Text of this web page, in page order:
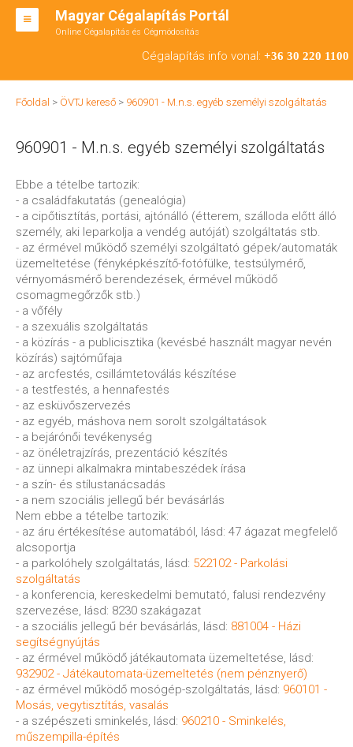
Magyar Cégalapítás Portál
Online Cégalapítás és Cégmódosítás
Cégalapítás info vonal: +36 30 220 1100
BT ALAPÍTÁS
CÉGMÓDOSÍTÁS
ÁTALAKULÁS
TEÁOR SZÁMOK '08
ENGEDÉLYKÖTELES
KAPCSOLAT
IRODÁK
Főoldal > ÖVTJ kereső > 960901 - M.n.s. egyéb személyi szolgáltatás
960901 - M.n.s. egyéb személyi szolgáltatás
Ebbe a tételbe tartozik:
- a családfakutatás (genealógia)
- a cipőtisztítás, portási, ajtónálló (étterem, szálloda előtt álló
személy, aki leparkolja a vendég autóját) szolgáltatás stb.
- az érmével működő személyi szolgáltató gépek/automaták
üzemeltetése (fényképkészítő-fotófülke, testsúlymérő,
vérnyomásmérő berendezések, érmével működő
csomagmegőrzők stb.)
- a vőfély
- a szexuális szolgáltatás
- a közírás - a publicisztika (kevésbé használt magyar nevén
közírás) sajtóműfaja
- az arcfestés, csillámtetoválás készítése
- a testfestés, a hennafestés
- az esküvőszervezés
- az egyéb, máshova nem sorolt szolgáltatások
- a bejárónői tevékenység
- az önéletrajzírás, prezentáció készítés
- az ünnepi alkalmakra mintabeszédek írása
- a szín- és stílustanácsadás
- a nem szociális jellegű bér bevásárlás
Nem ebbe a tételbe tartozik:
- az áru értékesítése automatából, lásd: 47 ágazat megfelelő
alcsoportja
- a parkolóhely szolgáltatás, lásd: 522102 - Parkolási
szolgáltatás
- a konferencia, kereskedelmi bemutató, falusi rendezvény
szervezése, lásd: 8230 szakágazat
- a szociális jellegű bér bevásárlás, lásd: 881004 - Házi
segítségnyújtás
- az érmével működő játékautomata üzemeltetése, lásd:
932902 - Játékautomata-üzemeltetés (nem pénznyerő)
- az érmével működő mosógép-szolgáltatás, lásd: 960101 -
Mosás, vegytisztítás, vasalás
- a szépészeti sminkelés, lásd: 960210 - Sminkelés,
műszempilla-építés